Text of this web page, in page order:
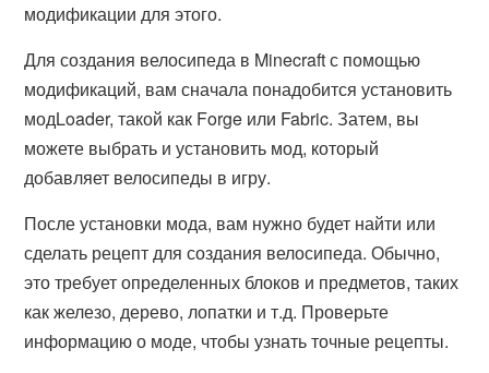
модификации для этого.
Для создания велосипеда в Minecraft с помощью
модификаций, вам сначала понадобится установить
модLoader, такой как Forge или Fabric. Затем, вы
можете выбрать и установить мод, который
добавляет велосипеды в игру.
После установки мода, вам нужно будет найти или
сделать рецепт для создания велосипеда. Обычно,
это требует определенных блоков и предметов, таких
как железо, дерево, лопатки и т.д. Проверьте
информацию о моде, чтобы узнать точные рецепты.